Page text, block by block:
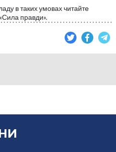
в таких умовах читайте
правди».